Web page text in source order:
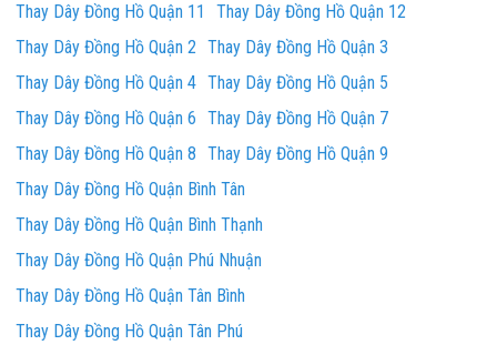
Thay Dây Đồng Hồ Quận 11
Thay Dây Đồng Hồ Quận 12
Thay Dây Đồng Hồ Quận 2
Thay Dây Đồng Hồ Quận 3
Thay Dây Đồng Hồ Quận 4 Thay Dây Đồng Hồ Quận 5
Thay Dây Đồng Hồ Quận 6
Thay Dây Đồng Hồ Quận 7
Thay Dây Đồng Hồ Quận 8
Thay Dây Đồng Hồ Quận 9
Thay Dây Đồng Hồ Quận Bình Tân
Thay Dây Đồng Hồ Quận Bình Thạnh
Thay Dây Đồng Hồ Quận Phú Nhuận
Thay Dây Đồng Hồ Quận Tân Bình
Thay Dây Đồng Hồ Quận Tân Phú